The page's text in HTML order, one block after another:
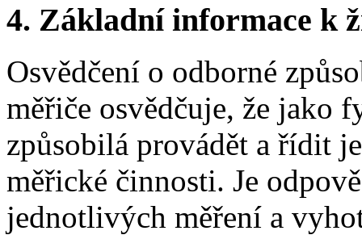
4. Základní informace k
Osvědčení o odborné
měřiče osvědčuje, že jako
způsobilá provádět a řídit
měřické činnosti. Je
jednotlivých měření a